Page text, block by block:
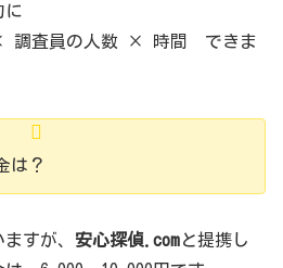
に
調査員の人数 × 時間 できま
は？
すが、 安心探偵.comと提携し